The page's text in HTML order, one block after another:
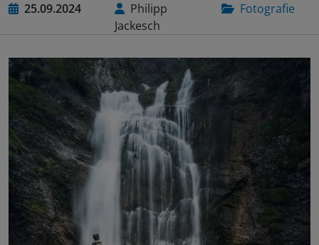
25.09.2024
Philipp
Jackesch
Fotografie